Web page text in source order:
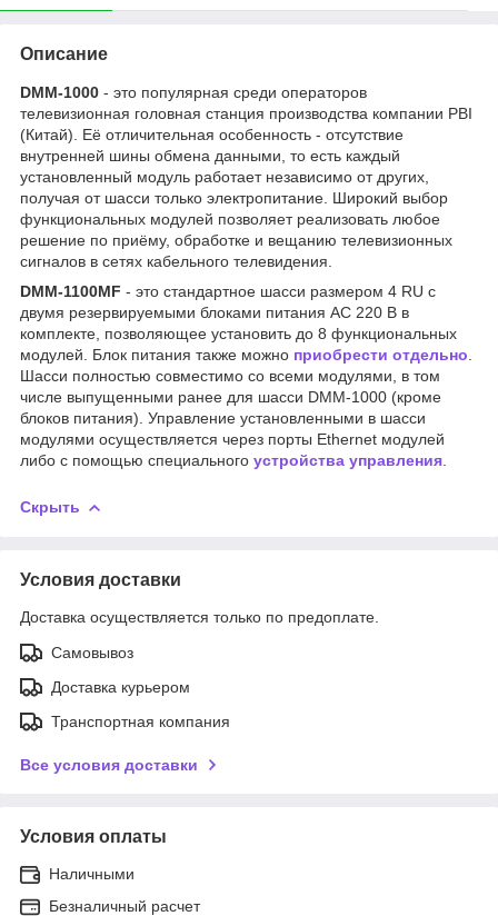
Описание
DMM-1000 - это популярная среди операторов
телевизионная головная станция производства компании PBI
(Китай). Её отличительная особенность - отсутствие
внутренней шины обмена данными, то есть каждый
установленный модуль работает независимо от других,
получая от шасси только электропитание. Широкий выбор
функциональных модулей позволяет реализовать любое
решение по приёму, обработке и вещанию телевизионных
сигналов в сетях кабельного телевидения.
DMM-1100MF - это стандартное шасси размером 4 RU с
двумя резервируемыми блоками питания AC 220 В в
комплекте, позволяющее установить до 8 функциональных
модулей. Блок питания также можно приобрести отдельно
Шасси полностью совместимо со всеми модулями, в том
числе выпущенными ранее для шасси DMM-1000 (кроме
блоков питания). Управление установленными в шасси
модулями осуществляется через порты Ethernet модулей
либо с помощью специального устройства управления
Скрыть
Условия доставки
Доставка осуществляется только по предоплате.
Самовывоз
Доставка курьером
Транспортная компания
Все условия доставки
Условия оплаты
Наличными
Безналичный расчет